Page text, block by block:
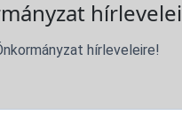
hírlevelei
hírleveleire!